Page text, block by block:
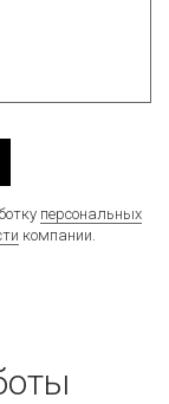
персональных
компании.